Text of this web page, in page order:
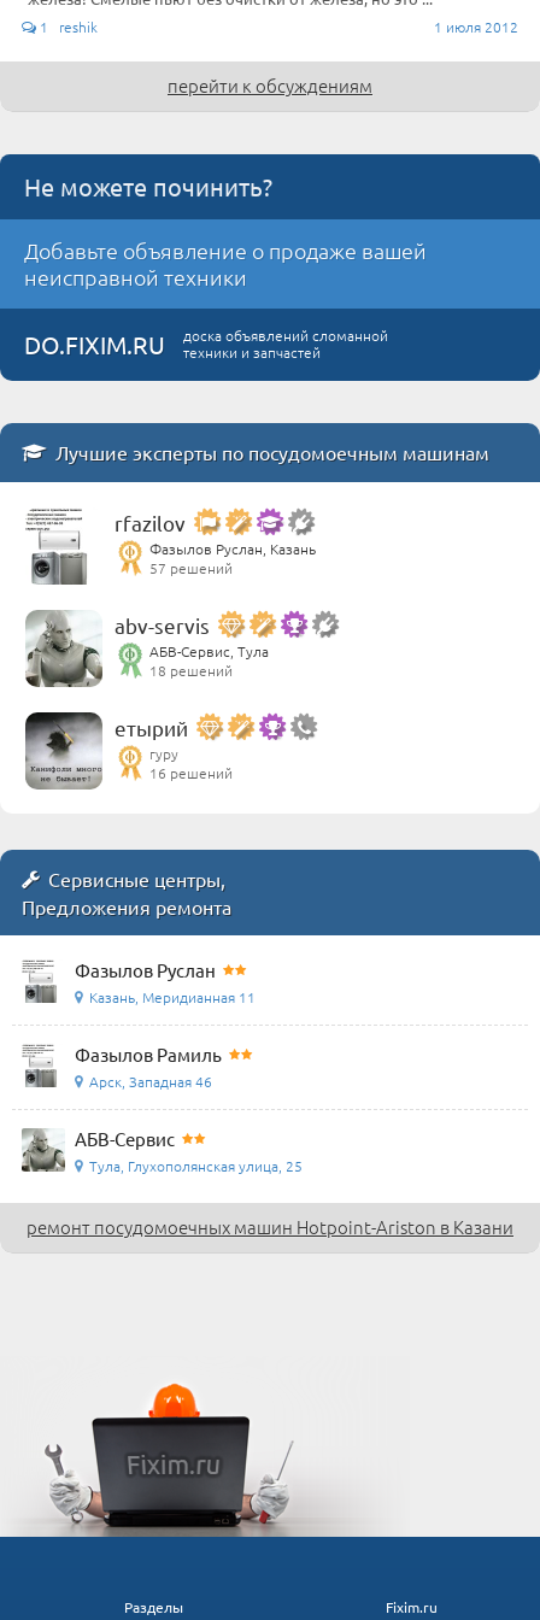
1 reshik 1 июля 2012
перейти к обсуждениям
Не можете починить?
Добавьте объявление о продаже вашей
неисправной техники
DO.FIXIM.RU
доска объявлений сломанной
техники и запчастей
Лучшие эксперты по посудомоечным машинам
rfazilov
Фазылов Руслан, Казань
57 решений
abv-servis
АБВ-Сервис, Тула
18 решений
етырий
гуру
16 решений
Сервисные центры,
Предложения ремонта
Фазылов Руслан
Казань, Меридианная 11
Фазылов Рамиль
Арск, Западная 46
АБВ-Сервис
Тула, Глухополянская улица, 25
ремонт посудомоечных машин Hotpoint-Ariston в Казани
Fixim.ru
Разделы